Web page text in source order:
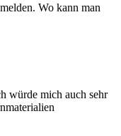
Wo kann man
würde mich auch sehr